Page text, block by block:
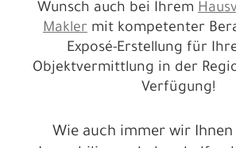
Wunsch auch bei Ihrem
Makler mit kompetenter
Exposé-Erstellung für
Objektvermittlung in der
Verfügung!
Wie auch immer wir